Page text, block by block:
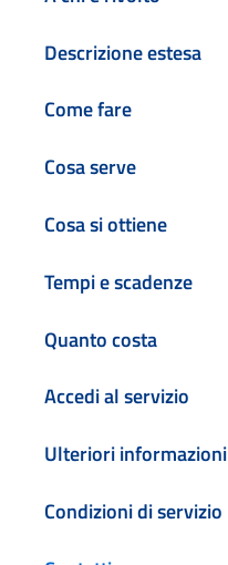
Descrizione estesa
Come fare
Cosa serve
Cosa si ottiene
Tempi e scadenze
Quanto costa
Accedi al servizio
Ulteriori informazioni
Condizioni di servizio